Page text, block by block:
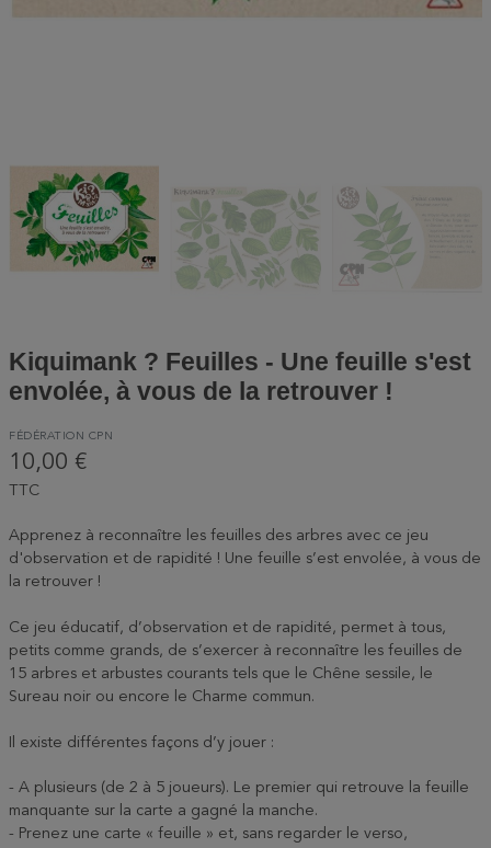
Kiquimank ? Feuilles - Une feuille s'est
envolée, à vous de la retrouver !
FÉDÉRATION CPN
10,00 €
TTC
Apprenez à reconnaître les feuilles des arbres avec ce jeu
d'observation et de rapidité ! Une feuille s’est envolée, à vous de
la retrouver !
Ce jeu éducatif, d’observation et de rapidité, permet à tous,
petits comme grands, de s’exercer à reconnaître les feuilles de
15 arbres et arbustes courants tels que le Chêne sessile, le
Sureau noir ou encore le Charme commun.
Il existe différentes façons d’y jouer :
- A plusieurs (de 2 à 5 joueurs). Le premier qui retrouve la feuille
manquante sur la carte a gagné la manche.
- Prenez une carte « feuille » et, sans regarder le verso,